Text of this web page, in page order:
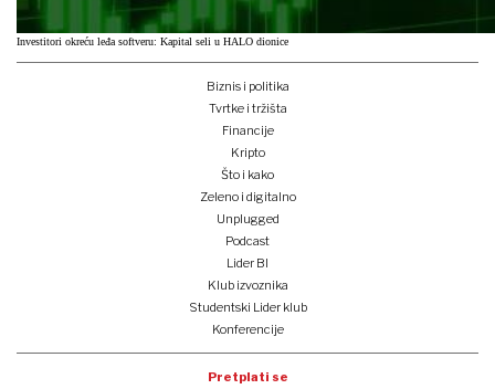
Investitori okreću leđa softveru: Kapital seli u HALO dionice
Biznis i politika
Tvrtke i tržišta
Financije
Kripto
Što i kako
Zeleno i digitalno
Unplugged
Podcast
Lider BI
Klub izvoznika
Studentski Lider klub
Konferencije
Pretplati se